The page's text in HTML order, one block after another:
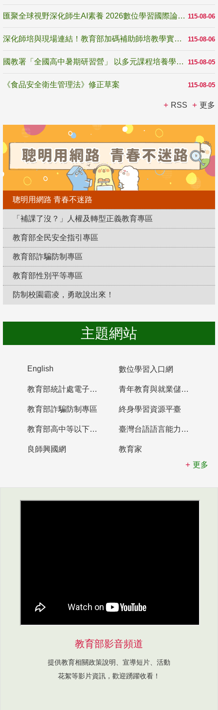
115-08-06
匯聚全球視野深化師生AI素養 2026數位學習國際論壇高雄登場
115-08-06
深化師培與現場連結！教育部加碼補助師培教學實踐研究 10月師培國際研討會交流教學實踐經驗
115-08-05
國教署「全國高中暑期研習營」 以多元課程培養學生瞭解誠信專業與倫理價值
115-08-05
《食品安全衛生管理法》修正草案
RSS 更多
聰明用網路 青春不迷路
「補課了沒？」人權及轉型正義教育專區
教育部全民安全指引專區
教育部詐騙防制專區
教育部性別平等專區
防制校園霸凌，勇敢說出來！
主題網站
English 數位學習入口網
教育部統計處電子書櫃 青年教育與就業儲蓄帳戶
教育部詐騙防制專區 終身學習資源平臺
教育部高中等以下學校及幼兒園教師資格檢定考試 臺灣台語語言能力認證網站
良師興國網
教育家
更多
教育部影音頻道
提供教育相關政策說明、宣導短片、活動
花絮等影片資訊，歡迎踴躍收看！